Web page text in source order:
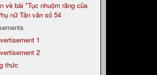
về bài "Tục nhuộm răng của
nữ Tân văn số 54
1
2
thức